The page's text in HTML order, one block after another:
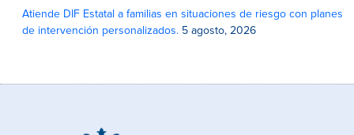
Atiende DIF Estatal a familias en situaciones de riesgo con planes
de intervención personalizados. 5 agosto, 2026